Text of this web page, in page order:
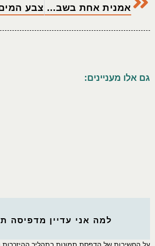
אמנית אחת בשבוע: סקוויק קרנוות'
גם אלו מעניינים:
למה אני עדיין מדפיסה